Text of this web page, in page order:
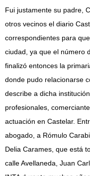
Fui justamente su padre,
otros vecinos el diario
correspondientes para
ciudad, ya que el número
finalizó entonces la
donde pudo relacionarse
describe a dicha
profesionales,
actuación en Castelar.
abogado, a Rómulo
Delia Carames, que está
calle Avellaneda, Juan